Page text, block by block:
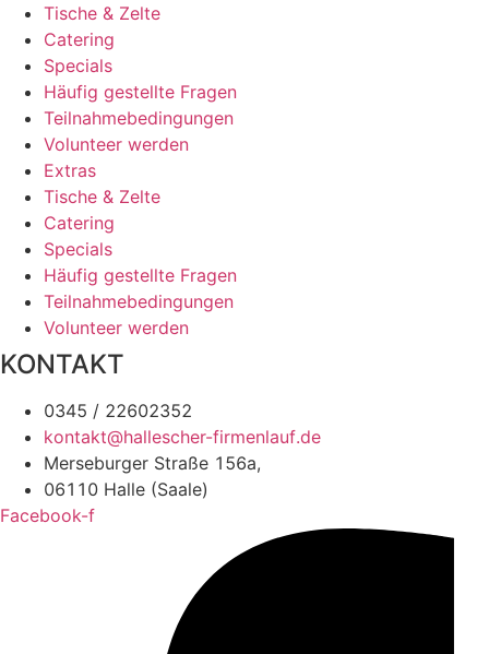
Tische & Zelte
Catering
Specials
Häufig gestellte Fragen
Teilnahmebedingungen
Volunteer werden
Extras
Tische & Zelte
Catering
Specials
Häufig gestellte Fragen
Teilnahmebedingungen
Volunteer werden
KONTAKT
0345 / 22602352
kontakt@hallescher-firmenlauf.de
Merseburger Straße 156a,
06110 Halle (Saale)
Facebook-f